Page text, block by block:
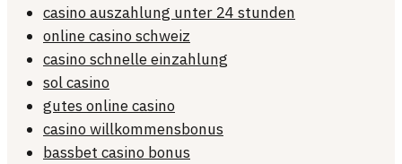
casino auszahlung unter 24 stunden
online casino schweiz
casino schnelle einzahlung
sol casino
gutes online casino
casino willkommensbonus
bassbet casino bonus